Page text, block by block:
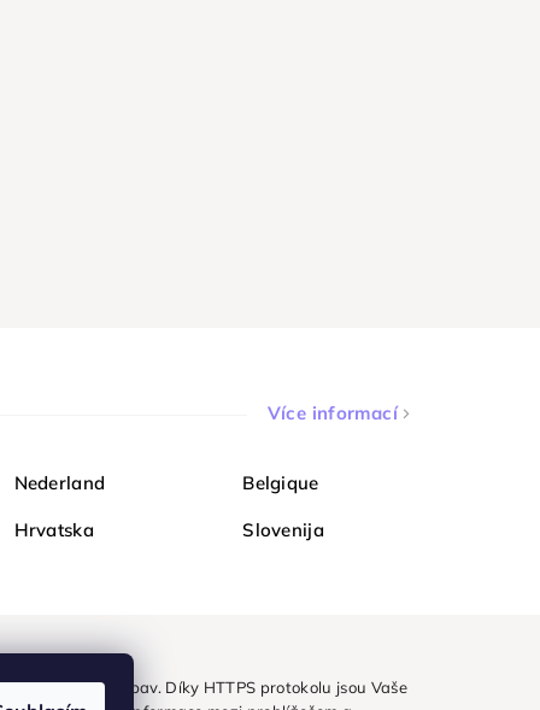
Více informací
Nederland Belgique
Hrvatska Slovenija
a bez obav. Díky HTTPS protokolu jsou Vaše